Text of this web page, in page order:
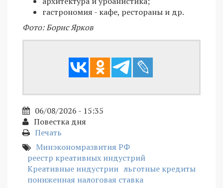
гастрономия - кафе, рестораны и др.
Фото: Борис Ярков
06/08/2026 - 15:35
Повестка дня
Печать
Минэкономразвития РФ
реестр креативных индустрий
Креативные индустрии льготные кредиты
пониженная налоговая ставка